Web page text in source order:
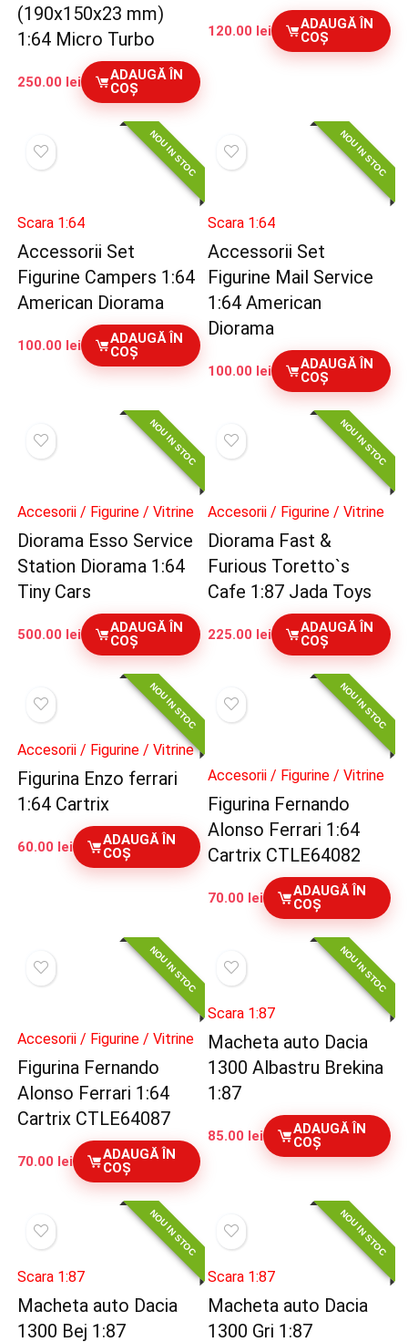
(190x150x23 mm)
1:64 Micro Turbo
250.00 lei
ADAUGĂ ÎN
COȘ
120.00 lei
ADAUGĂ ÎN
COȘ
NOU IN STOC
Scara 1:64
Accessorii Set
Figurine Campers 1:64
American Diorama
100.00 lei
ADAUGĂ ÎN
COȘ
NOU IN STOC
Scara 1:64
Accessorii Set
Figurine Mail Service
1:64 American
Diorama
100.00 lei
ADAUGĂ ÎN
COȘ
NOU IN STOC
Accesorii / Figurine / Vitrine
Diorama Esso Service
Station Diorama 1:64
Tiny Cars
500.00 lei
ADAUGĂ ÎN
COȘ
NOU IN STOC
Accesorii / Figurine / Vitrine
Diorama Fast &
Furious Toretto`s
Cafe 1:87 Jada Toys
225.00 lei
ADAUGĂ ÎN
COȘ
NOU IN STOC
Accesorii / Figurine / Vitrine
Figurina Enzo ferrari
1:64 Cartrix
60.00 lei
ADAUGĂ ÎN
COȘ
NOU IN STOC
Accesorii / Figurine / Vitrine
Figurina Fernando
Alonso Ferrari 1:64
Cartrix CTLE64082
70.00 lei
ADAUGĂ ÎN
COȘ
NOU IN STOC
Accesorii / Figurine / Vitrine
Figurina Fernando
Alonso Ferrari 1:64
Cartrix CTLE64087
70.00 lei
ADAUGĂ ÎN
COȘ
NOU IN STOC
Scara 1:87
Macheta auto Dacia
1300 Albastru Brekina
1:87
85.00 lei
ADAUGĂ ÎN
COȘ
NOU IN STOC
Scara 1:87
Macheta auto Dacia
1300 Bej 1:87
NOU IN STOC
Scara 1:87
Macheta auto Dacia
1300 Gri 1:87